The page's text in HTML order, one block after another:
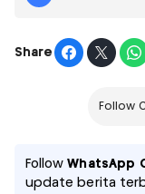
Share
Follow
FollowWhatsApp
update berita